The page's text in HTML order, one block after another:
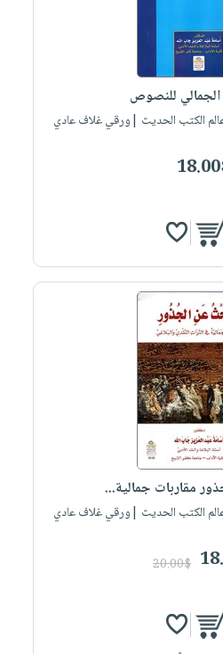
الجمالي للنصوص
الكتب الحديث |ورقي غلاف عادي
مقاربات جمالية...
الكتب الحديث |ورقي غلاف عادي
20.00$